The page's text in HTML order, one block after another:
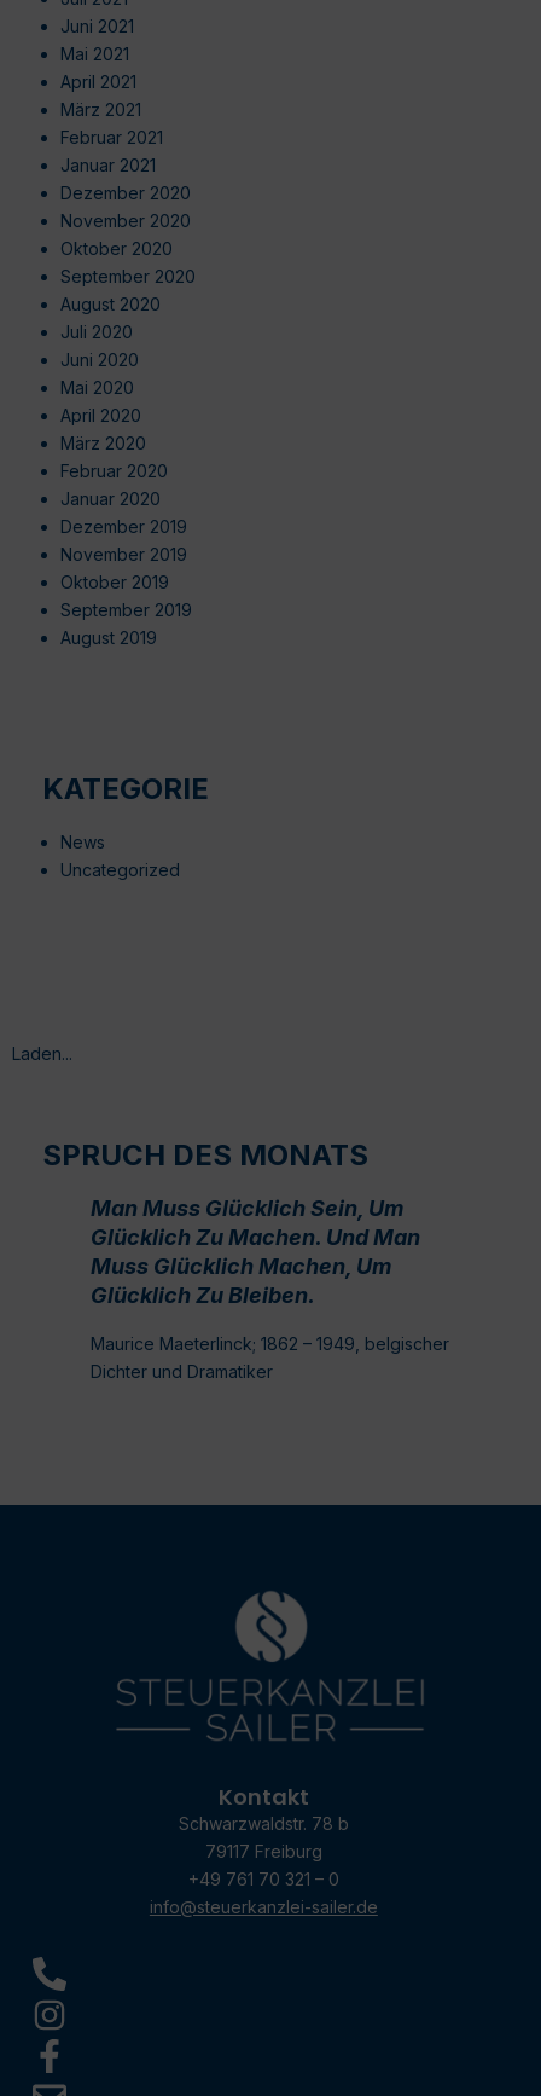
Juni 2021
Mai 2021
April 2021
März 2021
Februar 2021
Januar 2021
Dezember 2020
November 2020
Oktober 2020
September 2020
August 2020
Juli 2020
Juni 2020
Mai 2020
April 2020
März 2020
Februar 2020
Januar 2020
Dezember 2019
November 2019
Oktober 2019
September 2019
August 2019
KATEGORIE
News
Uncategorized
Laden...
SPRUCH DES MONATS
Man Muss Glücklich Sein, Um
Glücklich Zu Machen. Und Man
Muss Glücklich Machen, Um
Glücklich Zu Bleiben.
Maurice Maeterlinck; 1862 – 1949, belgischer
Dichter und Dramatiker
Kontakt
Schwarzwaldstr. 78 b
79117 Freiburg
+49 761 70 321 – 0
info@steuerkanzlei-sailer.de